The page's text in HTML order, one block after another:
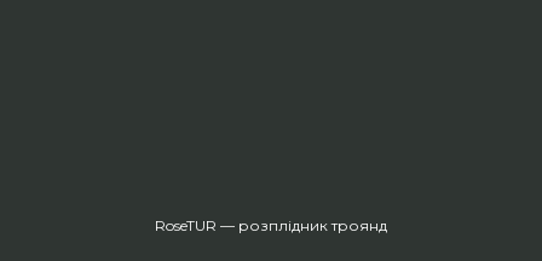
RoseTUR — розплідник троянд